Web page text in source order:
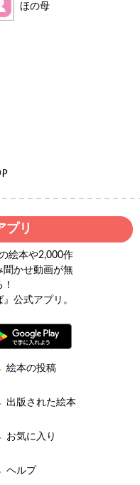
ほの母
プリ
絵本や2,000作
聞かせ動画が無
』公式アプリ。
絵本の投稿
出版された絵本
お気に入り
ヘルプ